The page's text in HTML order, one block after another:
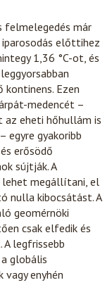
felmelegedés már
előttihez
1,36 °C-ot, és
kontinens. Ezen
medencét –
az eheti hőhullám is
egyre gyakoribb
erősödő
sújtják. A
megállítani, el
nulla kibocsátást. A
geomérnöki
csak elfedik és
legfrissebb
globális
enyhén